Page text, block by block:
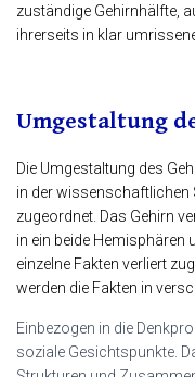
zuständige Gehirnhälfte,
ihrerseits in klar
Umgestaltung
Die Umgestaltung des
in der wissenschaftlichen
zugeordnet. Das Gehirn
in ein beide Hemisphären
einzelne Fakten verliert
werden die Fakten in
Einbezogen in die
soziale Gesichtspunkte.